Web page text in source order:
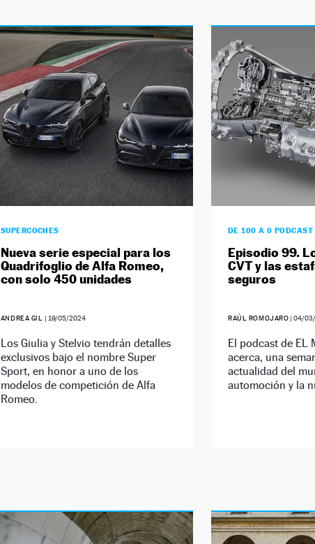
SUPERCOCHES
Nueva serie especial para los
Quadrifoglio de Alfa Romeo,
con solo 450 unidades
ANDREA GIL | 19/05/2024
Los Giulia y Stelvio tendrán detalles
exclusivos bajo el nombre Super
Sport, en honor a uno de los
modelos de competición de Alfa
Romeo.
DE 100 A 0 PODCAST
Episodio 99.
CVT y las
seguros
RAÚL ROMOJARO |04/
El podcast de EL
acerca, una
actualidad del
automoción y la